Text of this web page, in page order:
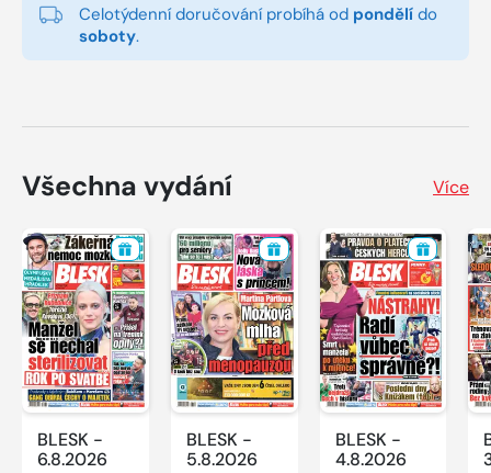
Celotýdenní doručování probíhá od pondělí do
soboty.
Všechna vydání Více
BLESK -
6.8.2026
BLESK -
5.8.2026
BLESK -
4.8.2026